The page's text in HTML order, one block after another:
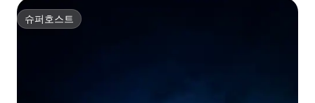
슈퍼호스트
슈퍼호스트